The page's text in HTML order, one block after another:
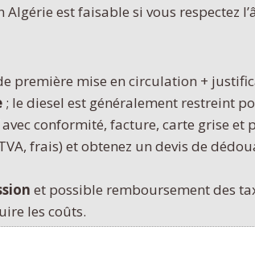
est faisable si vous respectez
première mise en circulation +
; le diesel est généralement restreint
avec conformité, facture, carte grise et
frais) et obtenez un devis de
et possible remboursement des
les coûts.